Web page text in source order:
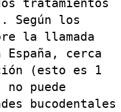
Según los
la llamada
España, cerca
(esto es 1
puede
bucodentales